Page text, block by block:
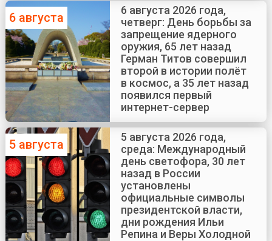
6 августа
6 августа 2026 года,
четверг: День борьбы за
запрещение ядерного
оружия, 65 лет назад
Герман Титов совершил
второй в истории полёт
в космос, а 35 лет назад
появился первый
интернет-сервер
5 августа
5 августа 2026 года,
среда: Международный
день светофора, 30 лет
назад в России
установлены
официальные символы
президентской власти,
дни рождения Ильи
Репина и Веры Холодной